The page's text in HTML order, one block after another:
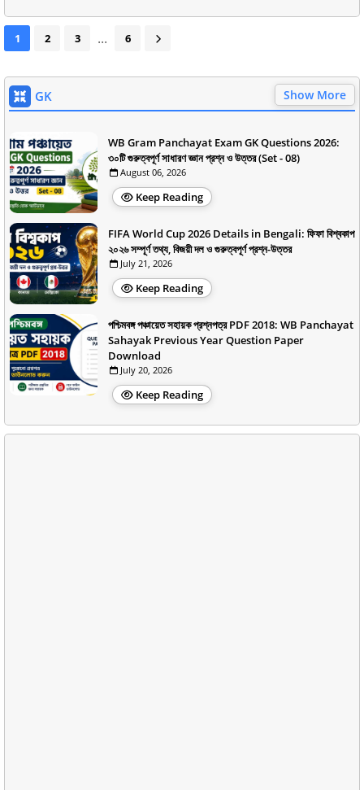
1 2 3 ... 6
GK Show More
WB Gram Panchayat Exam GK Questions 2026:
৩০টি গুরুত্বপূর্ণ সাধারণ জ্ঞান প্রশ্ন ও উত্তর (Set - 08)
August 06, 2026
Keep Reading
FIFA World Cup 2026 Details in Bengali: ফিফা বিশ্বকাপ
২০২৬ সম্পূর্ণ তথ্য, বিজয়ী দল ও গুরুত্বপূর্ণ প্রশ্ন-উত্তর
July 21, 2026
Keep Reading
পশ্চিমবঙ্গ পঞ্চায়েত সহায়ক প্রশ্নপত্র PDF 2018: WB Panchayat
Sahayak Previous Year Question Paper
Download
July 20, 2026
Keep Reading